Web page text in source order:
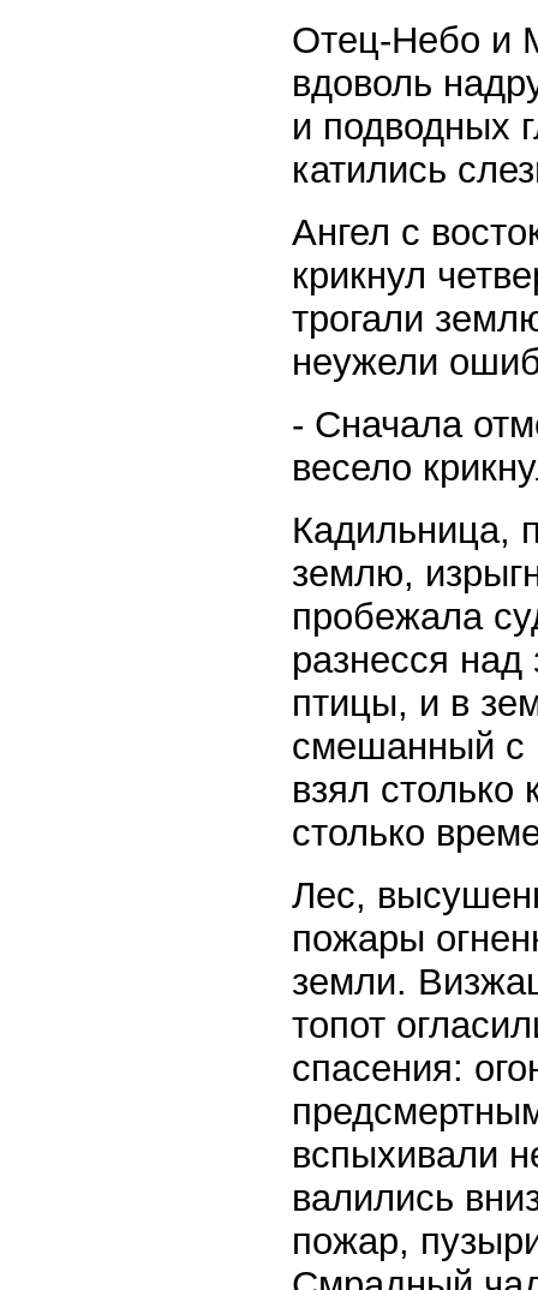
Отец-Небо и
вдоволь
и подводных
катились
Ангел с
крикнул
трогали
неужели
- Сначала
весело
Кадильница,
землю,
пробежала
разнесся над
птицы, и в
смешанный с
взял столько
столько
Лес,
пожары
земли.
топот
спасения:
вспыхивали
валились
пожар,